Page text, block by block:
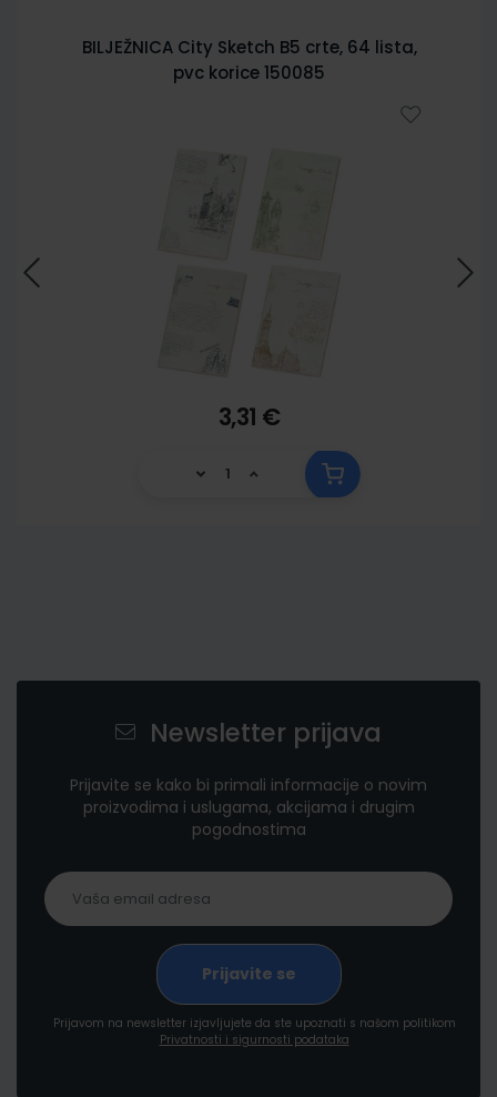
BILJEŽNICA City Sketch B5 crte, 64 lista,
pvc korice 150085
3,31 €
Newsletter prijava
Prijavite se kako bi primali informacije o novim
proizvodima i uslugama, akcijama i drugim
pogodnostima
Prijavom na newsletter izjavljujete da ste upoznati s našom politikom
Privatnosti i sigurnosti podataka